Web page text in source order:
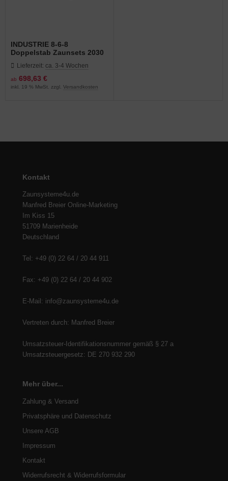
INDUSTRIE 8-6-8
Doppelstab Zaunsets 2030
Farben und Längen
Lieferzeit: ca. 3-4 Wochen
ab 698,63 €
inkl. 19 % MwSt. zzgl. Versandkosten
Kontakt
Zaunsysteme4u.de
Manfred Breier Online-Marketing
Im Kiss 15
51709 Marienheide
Deutschland
Tel: +49 (0) 22 64 / 20 44 911
Fax: +49 (0) 22 64 / 20 44 902
E-Mail: info@zaunsysteme4u.de
Vertreten durch: Manfred Breier
Umsatzsteuer-Identifikationsnummer gemäß § 27 a
Umsatzsteuergesetz: DE 270 932 290
Mehr über...
Zahlung & Versand
Privatsphäre und Datenschutz
Unsere AGB
Impressum
Kontakt
Widerrufsrecht & Widerrufsformular